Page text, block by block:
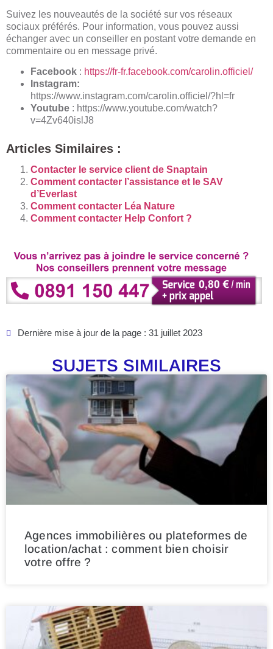
Suivez les nouveautés de la société sur vos réseaux
sociaux préférés. Pour information, vous pouvez aussi
échanger avec un conseiller en postant votre demande en
commentaire ou en message privé.
Facebook : https://fr-fr.facebook.com/carolin.officiel/
Instagram:
https://www.instagram.com/carolin.officiel/?hl=fr
Youtube : https://www.youtube.com/watch?
v=4Zv640islJ8
Articles Similaires :
Contacter le service client de Snaptain
Comment contacter l’assistance et le SAV
d’Everlast
Comment contacter Léa Nature
Comment contacter Help Confort ?
Dernière mise à jour de la page : 31 juillet 2023
SUJETS SIMILAIRES
Agences immobilières ou plateformes de
location/achat : comment bien choisir
votre offre ?